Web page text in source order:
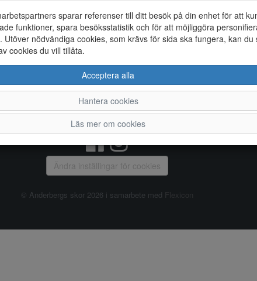
sparar referenser till ditt besök på din enhet för att
funktioner, spara besöksstatistik och för att möjliggöra
Utöver nödvändiga cookies, som krävs för sida ska fungera, kan du
cookies du vill tillåta.
Acceptera alla
Hantera cookies
Läs mer om cookies
Allmänt
Om oss
Öppettider
432 41
Ändra inställingar för cookies
© Anderbergs skor 2026 i samarbete med Flexicon